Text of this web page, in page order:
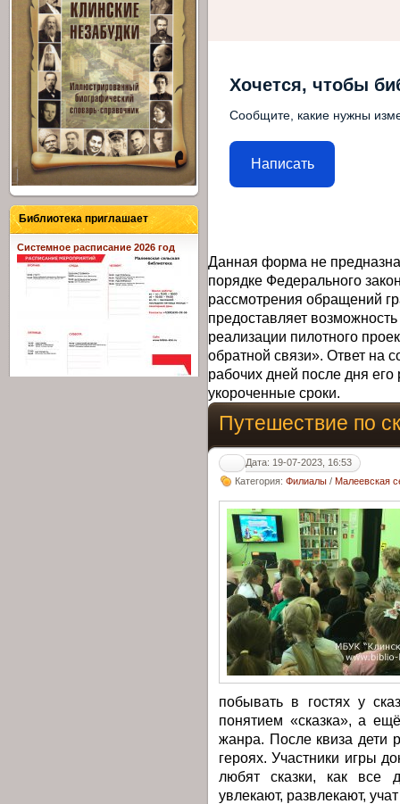
Хочется, чтобы
Сообщите, какие нужны
Написать
Данная форма не
порядке Федерального
рассмотрения обращений
предоставляет
реализации пилотного
обратной связи». Ответ на
рабочих дней после дня
укороченные сроки.
Путешествие по
Дата: 19-07-2023, 16:53
Категория: Филиалы / Малеевская
побывать в гостях у
понятием «сказка», а
жанра. После квиза дети
героях. Участники игры
любят сказки, как все
увлекают, развлекают,
Библиотека приглашает
Системное расписание 2026 год